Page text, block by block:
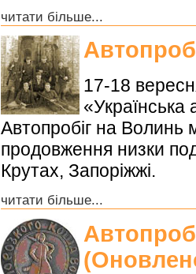
читати більше...
17-18
«Українська
Автопробіг на Волинь
продовження низки
Крутах, Запоріжжі.
читати більше...